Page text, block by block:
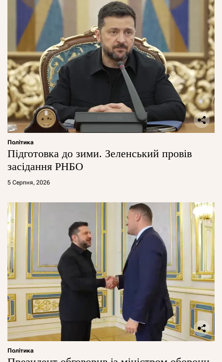
Політика
Підготовка до зими. Зеленський провів
засідання РНБО
5 Серпня, 2026
Політика